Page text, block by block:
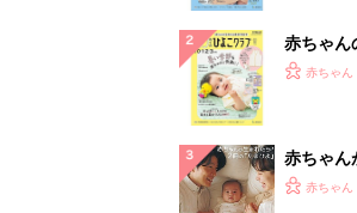
赤ちゃん
てのひよ
赤ちゃん
赤ちゃん
ひよ」
赤ちゃん